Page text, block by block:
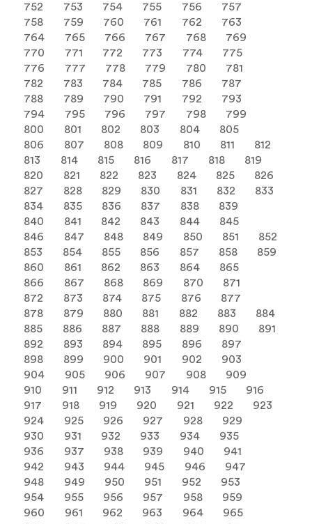
752
753 754 755 756
757
758
759 760 761 762
763
764
765 766 767 768
769
770
771 772 773 774
775
776
777 778 779 780
781
782
783 784 785 786
787
788
789 790 791 792
793
794
795 796 797 798
799
800
801 802 803 804
805
806
807 808 809 810 811
812
813
814 815 816 817 818
819
820
821 822 823 824 825
826
827
828 829 830 831 832
833
834
835 836 837 838
839
840
841 842 843 844
845
846
847 848 849 850 851
852
853
854 855 856 857 858
859
860
861 862 863 864
865
866
867 868 869 870
871
872
873 874 875 876
877
878
879 880 881 882 883
884
885
886 887 888 889 890
891
892
893 894 895 896
897
898
899 900 901 902
903
904
905 906 907 908
909
910
911 912 913 914 915
916
917
918 919 920 921 922
923
924
925 926 927 928
929
930
931 932 933 934
935
936
937 938 939 940
941
942
943 944 945 946
947
948
949 950 951 952
953
954
955 956 957 958
959
960
961 962 963 964
965